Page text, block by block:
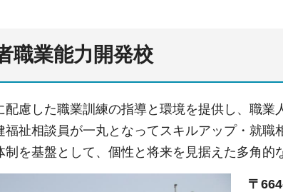
職業能力開発校
配慮した職業訓練の指導と環境を提供し、職業
福祉相談員が一丸となってスキルアップ・就
を基盤として、個性と将来を見据えた多角的
〒